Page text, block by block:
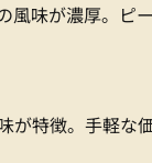
風味が濃厚。ピ
が特徴。手軽な